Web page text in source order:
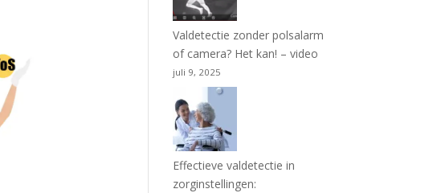
Valdetectie zonder polsalarm
of camera? Het kan! – video
juli 9, 2025
Effectieve valdetectie in
zorginstellingen: